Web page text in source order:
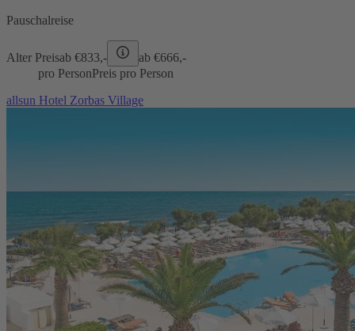
Pauschalreise
Alter Preisab €833,- ab €666,-
pro PersonPreis pro Person
allsun Hotel Zorbas Village